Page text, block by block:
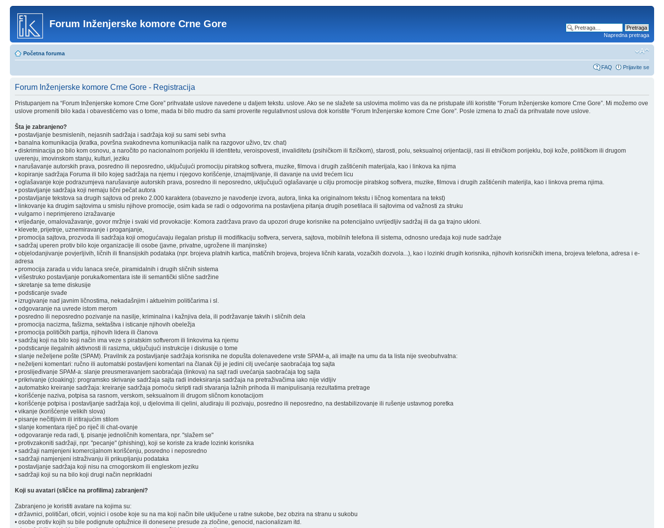
Forum Inženjerske komore Crne Gore
Napredna pretraga
Početna foruma
FAQ Prijavite se
Forum Inženjerske komore Crne Gore - Registracija
Pristupanjem na “Forum Inženjerske komore Crne Gore” prihvatate uslove navedene u daljem tekstu. uslove. Ako se ne slažete sa uslovima molimo vas da ne pristupate i/ili koristite “Forum Inženjerske komore Crne Gore”. Mi možemo ove
uslove promeniti bilo kada i obavestićemo vas o tome, mada bi bilo mudro da sami proverite regulativnost uslova dok koristite “Forum Inženjerske komore Crne Gore”. Posle izmena to znači da prihvatate nove uslove.
Šta je zabranjeno?
• postavljanje besmislenih, nejasnih sadržaja i sadržaja koji su sami sebi svrha
• banalna komunikacija (kratka, površna svakodnevna komunikacija nalik na razgovor uživo, tzv. chat)
• diskriminacija po bilo kom osnovu, a naročito po nacionalnom porijeklu ili identitetu, veroispovesti, invaliditetu (psihičkom ili fizičkom), starosti, polu, seksualnoj orijentaciji, rasi ili etničkom porijeklu, boji kože, političkom ili drugom
uverenju, imovinskom stanju, kulturi, jeziku
• narušavanje autorskih prava, posredno ili neposredno, uključujući promociju piratskog softvera, muzike, filmova i drugih zaštićenih materijala, kao i linkova ka njima
• kopiranje sadržaja Foruma ili bilo kojeg sadržaja na njemu i njegovo korišćenje, iznajmljivanje, ili davanje na uvid trećem licu
• oglašavanje koje podrazumjeva narušavanje autorskih prava, posredno ili neposredno, uključujući oglašavanje u cilju promocije piratskog softvera, muzike, filmova i drugih zaštićenih materijla, kao i linkova prema njima.
• postavljanje sadržaja koji nemaju lični pečat autora
• postavljanje tekstova sa drugih sajtova od preko 2.000 karaktera (obavezno je navođenje izvora, autora, linka ka originalnom tekstu i ličnog komentara na tekst)
• linkovanje ka drugim sajtovima u smislu njihove promocije, osim kada se radi o odgovorima na postavljena pitanja drugih posetilaca ili sajtovima od važnosti za struku
• vulgarno i neprimjereno izražavanje
• vrijeđanje, omalovažavanje, govor mržnje i svaki vid provokacije: Komora zadržava pravo da upozori druge korisnike na potencijalno uvrijedljiv sadržaj ili da ga trajno ukloni.
• klevete, prijetnje, uznemiravanje i proganjanje,
• promocija sajtova, prozvoda ili sadržaja koji omogućavaju ilegalan pristup ili modifikaciju softvera, servera, sajtova, mobilnih telefona ili sistema, odnosno uređaja koji nude sadržaje
• sadržaj uperen protiv bilo koje organizacije ili osobe (javne, privatne, ugrožene ili manjinske)
• objelodanjivanje povjerljivih, ličnih ili finansijskih podataka (npr. brojeva platnih kartica, matičnih brojeva, brojeva ličnih karata, vozačkih dozvola...), kao i lozinki drugih korisnika, njihovih korisničkih imena, brojeva telefona, adresa i e-
adresa
• promocija zarada u vidu lanaca sreće, piramidalnih i drugih sličnih sistema
• višestruko postavljanje poruka/komentara iste ili semantički slične sadržine
• skretanje sa teme diskusije
• podsticanje svađe
• izrugivanje nad javnim ličnostima, nekadašnjim i aktuelnim političarima i sl.
• odgovaranje na uvrede istom merom
• posredno ili neposredno pozivanje na nasilje, kriminalna i kažnjiva dela, ili podržavanje takvih i sličnih dela
• promocija nacizma, fašizma, sektaštva i isticanje njihovih obeležja
• promocija političkih partija, njihovih lidera ili članova
• sadržaj koji na bilo koji način ima veze s piratskim softverom ili linkovima ka njemu
• podsticanje ilegalnih aktivnosti ili rasizma, uključujući instrukcije i diskusije o tome
• slanje neželjene pošte (SPAM). Pravilnik za postavljanje sadržaja korisnika ne dopušta dolenavedene vrste SPAM-a, ali imajte na umu da ta lista nije sveobuhvatna:
• neželjeni komentari: ručno ili automatski postavljeni komentari na članak čiji je jedini cilj uvećanje saobraćaja tog sajta
• proslijeđivanje SPAM-a: slanje preusmeravanjem saobraćaja (linkova) na sajt radi uvećanja saobraćaja tog sajta
• prikrivanje (cloaking): programsko skrivanje sadržaja sajta radi indeksiranja sadržaja na pretraživačima iako nije vidljiv
• automatsko kreiranje sadržaja: kreiranje sadržaja pomoću skripti radi stvaranja lažnih prihoda ili manipulisanja rezultatima pretrage
• korišćenje naziva, potpisa sa rasnom, verskom, seksualnom ili drugom sličnom konotacijom
• korišćenje potpisa i postavljanje sadržaja koji, u djelovima ili cjelini, aludiraju ili pozivaju, posredno ili neposredno, na destabilizovanje ili rušenje ustavnog poretka
• vikanje (korišćenje velikih slova)
• pisanje nečitljivim ili iritirajućim stilom
• slanje komentara riječ po riječ ili chat-ovanje
• odgovaranje reda radi, tj. pisanje jednoličnih komentara, npr. "slažem se"
• protivzakoniti sadržaji, npr. "pecanje" (phishing), koji se koriste za krađe lozinki korisnika
• sadržaji namjenjeni komercijalnom korišćenju, posredno i neposredno
• sadržaji namjenjeni istraživanju ili prikupljanju podataka
• postavljanje sadržaja koji nisu na crnogorskom ili engleskom jeziku
• sadržaji koji su na bilo koji drugi način neprikladni
Koji su avatari (sličice na profilima) zabranjeni?
Zabranjeno je koristiti avatare na kojima su:
• državnici, političari, oficiri, vojnici i osobe koje su na ma koji način bile uključene u ratne sukobe, bez obzira na stranu u sukobu
• osobe protiv kojih su bile podignute optužnice ili donesene presude za zločine, genocid, nacionalizam itd.